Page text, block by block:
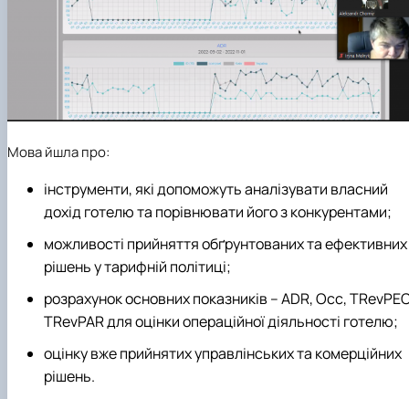
Мова йшла про:
інструменти, які допоможуть аналізувати власний
дохід готелю та порівнювати його з конкурентами;
можливості прийняття обґрунтованих та ефективних
рішень у тарифній політиці;
розрахунок основних показників – ADR, Occ,
TRevPAR для оцінки операційної діяльності готелю;
оцінку вже прийнятих управлінських та комерційних
рішень.